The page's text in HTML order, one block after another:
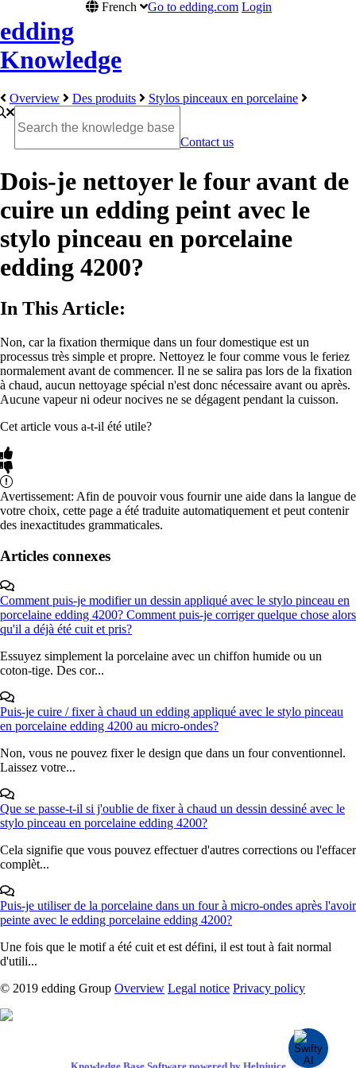
edding
Knowledge
French Go to edding.com Login
Overview Des produits Stylos pinceaux en porcelaine
Contact us
Dois-je nettoyer le four avant de
cuire un edding peint avec le
stylo pinceau en porcelaine
edding 4200?
In This Article:
Non, car la fixation thermique dans un four domestique est un
processus très simple et propre. Nettoyez le four comme vous le feriez
normalement avant de commencer. Il ne se salira pas lors de la fixation
à chaud, aucun nettoyage spécial n'est donc nécessaire avant ou après.
Aucune vapeur ni odeur nocives ne se dégagent pendant la cuisson.
Cet article vous a-t-il été utile?
Avertissement: Afin de pouvoir vous fournir une aide dans la langue de
votre choix, cette page a été traduite automatiquement et peut contenir
des inexactitudes grammaticales.
Articles connexes
Comment puis-je modifier un dessin appliqué avec le stylo pinceau en
porcelaine edding 4200? Comment puis-je corriger quelque chose alors
qu'il a déjà été cuit et pris?
Essuyez simplement la porcelaine avec un chiffon humide ou un
coton-tige. Des cor...
Puis-je cuire / fixer à chaud un edding appliqué avec le stylo pinceau
en porcelaine edding 4200 au micro-ondes?
Non, vous ne pouvez fixer le design que dans un four conventionnel.
Laissez votre...
Que se passe-t-il si j'oublie de fixer à chaud un dessin dessiné avec le
stylo pinceau en porcelaine edding 4200?
Cela signifie que vous pouvez effectuer d'autres corrections ou l'effacer
complèt...
Puis-je utiliser de la porcelaine dans un four à micro-ondes après l'avoir
peinte avec le edding porcelaine edding 4200?
Une fois que le motif a été cuit et est défini, il est tout à fait normal
d'utili...
© 2019 edding Group Overview Legal notice Privacy policy